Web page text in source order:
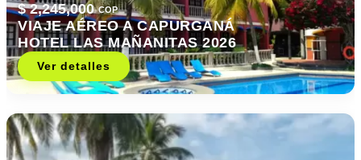
$ 2,245,000COP
VIAJE AÉREO A CAPURGANÁ
HOTEL LAS MAÑANITAS 2026
Ver detalles